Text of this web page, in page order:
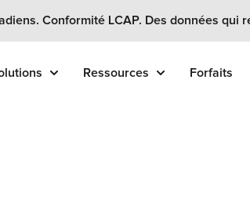
Conformité LCAP. Des données
Ressources Forfaits